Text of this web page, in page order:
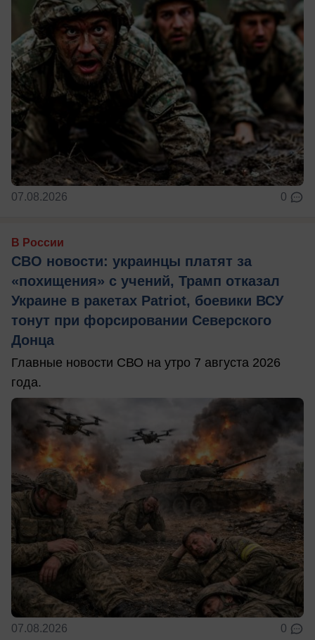
07.08.2026 0
В России
СВО новости: украинцы платят за
«похищения» с учений, Трамп отказал
Украине в ракетах Patriot, боевики ВСУ
тонут при форсировании Северского
Донца
Главные новости СВО на утро 7 августа 2026
года.
07.08.2026 0